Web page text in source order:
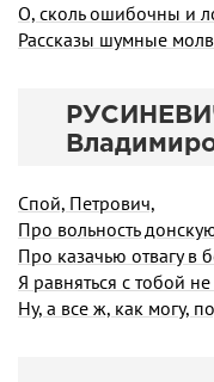
О, сколь ошибочны и
Рассказы шумные
Спой, Петрович,
Про вольность
Про казачью отвагу в
Я равняться с тобой
Ну, а все ж, как могу,